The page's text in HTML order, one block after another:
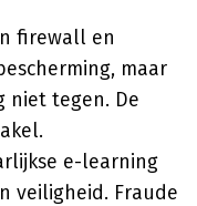
firewall en
maar
niet tegen. De
e-learning
veiligheid. Fraude